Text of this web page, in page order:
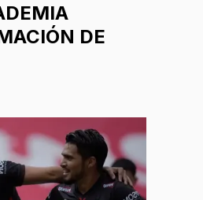
DE